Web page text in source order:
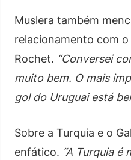
Muslera também
relacionamento com
Rochet. “Conversei
muito bem. O mais
gol do Uruguai está
Sobre a Turquia e o
enfático. “A Turquia é